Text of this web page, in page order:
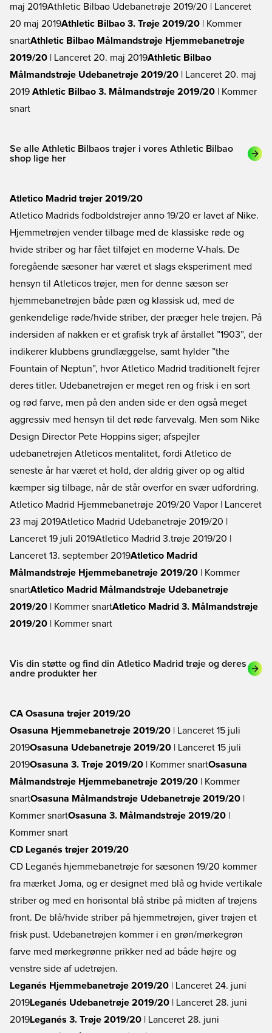
maj 2019Athletic Bilbao Udebanetrøje 2019/20 | Lanceret
20 maj 2019Athletic Bilbao 3. Trøje 2019/20 | Kommer
snartAthletic Bilbao Målmandstrøje Hjemmebanetrøje
2019/20 | Lanceret 20. maj 2019Athletic Bilbao
Målmandstrøje Udebanetrøje 2019/20 | Lanceret 20. maj
2019 Athletic Bilbao 3. Målmandstrøje 2019/20 | Kommer
snart
Se alle Athletic Bilbaos trøjer i vores Athletic Bilbao
shop lige her
Atletico Madrid trøjer 2019/20
Atletico Madrids fodboldstrøjer anno 19/20 er lavet af Nike.
Hjemmetrøjen vender tilbage med de klassiske røde og
hvide striber og har fået tilføjet en moderne V-hals. De
foregående sæsoner har været et slags eksperiment med
hensyn til Atleticos trøjer, men for denne sæson ser
hjemmebanetrøjen både pæn og klassisk ud, med de
genkendelige røde/hvide striber, der præger hele trøjen. På
indersiden af nakken er et grafisk tryk af årstallet ”1903”, der
indikerer klubbens grundlæggelse, samt hylder ”the
Fountain of Neptun”, hvor Atletico Madrid traditionelt fejrer
deres titler. Udebanetrøjen er meget ren og frisk i en sort
og rød farve, men på den anden side er den også meget
aggressiv med hensyn til det røde farvevalg. Men som Nike
Design Director Pete Hoppins siger; afspejler
udebanetrøjen Atleticos mentalitet, fordi Atletico de
seneste år har været et hold, der aldrig giver op og altid
kæmper sig tilbage, når de står overfor en svær udfordring.
Atletico Madrid Hjemmebanetrøje 2019/20 Vapor | Lanceret
23 maj 2019Atletico Madrid Udebanetrøje 2019/20
Lanceret 19 juli 2019Atletico Madrid 3.trøje 2019/20
Lanceret 13. september 2019Atletico Madrid
Målmandstrøje Hjemmebanetrøje 2019/20 | Kommer
snartAtletico Madrid Målmandstrøje Udebanetrøje
2019/20 | Kommer snartAtletico Madrid 3. Målmandstrøje
2019/20 | Kommer snart
Vis din støtte og find din Atletico Madrid trøje og deres
andre produkter her
CA Osasuna trøjer 2019/20
Osasuna Hjemmebanetrøje 2019/20 | Lanceret 15 juli
2019Osasuna Udebanetrøje 2019/20 | Lanceret 15 juli
2019Osasuna 3. Trøje 2019/20 | Kommer snartOsasuna
Målmandstrøje Hjemmebanetrøje 2019/20 | Kommer
snartOsasuna Målmandstrøje Udebanetrøje 2019/20
Kommer snartOsasuna 3. Målmandstrøje 2019/20
Kommer snart
CD Leganés trøjer 2019/20
CD Leganés hjemmebanetrøje for sæsonen 19/20 kommer
fra mærket Joma, og er designet med blå og hvide vertikale
striber og med en horisontal blå stribe på midten af trøjens
front. De blå/hvide striber på hjemmetrøjen, giver trøjen et
frisk pust. Udebanetrøjen kommer i en grøn/mørkegrøn
farve med mørkegrønne prikker ned ad både højre og
venstre side af udetrøjen.
Leganés Hjemmebanetrøje 2019/20 | Lanceret 24. juni
2019Leganés Udebanetrøje 2019/20 | Lanceret 28. juni
2019Leganés 3. Trøje 2019/20 | Lanceret 28. juni